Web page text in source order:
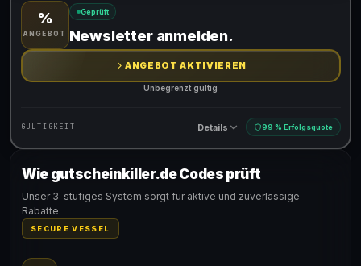
Gültig für teilnehmende Produkte
%
ANGEBOT
Geprüft
Newsletter anmelden.
ANGEBOT AKTIVIEREN
Unbegrenzt gültig
GÜLTIGKEIT Details 99 % Erfolgsquote
Gültig für teilnehmende Produkte
Wie gutscheinkiller.de Codes prüft
Unser 3-stufiges System sorgt für aktive und zuverlässige
Rabatte.
SECURE VESSEL